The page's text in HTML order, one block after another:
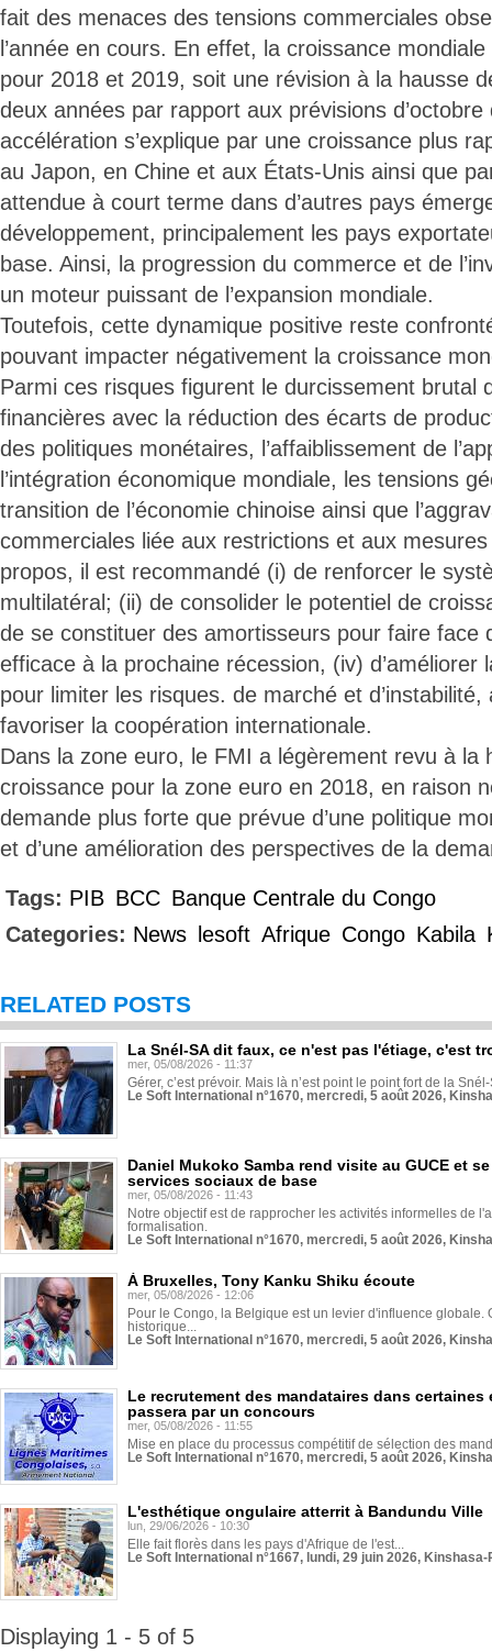
fait des menaces des tensions commerciales
l’année en cours. En effet, la croissance
pour 2018 et 2019, soit une révision à la hausse
deux années par rapport aux prévisions
accélération s’explique par une croissance plus
au Japon, en Chine et aux États-Unis ainsi que
attendue à court terme dans d’autres pays
développement, principalement les pays
base. Ainsi, la progression du commerce et de
un moteur puissant de l’expansion mondiale.
Toutefois, cette dynamique positive reste
pouvant impacter négativement la croissance
Parmi ces risques figurent le durcissement brutal
financières avec la réduction des écarts de
des politiques monétaires, l’affaiblissement de
l’intégration économique mondiale, les tensions
transition de l’économie chinoise ainsi que
commerciales liée aux restrictions et aux
propos, il est recommandé (i) de renforcer le
multilatéral; (ii) de consolider le potentiel de
de se constituer des amortisseurs pour faire face
efficace à la prochaine récession, (iv) d’améliorer
pour limiter les risques. de marché et
favoriser la coopération internationale.
Dans la zone euro, le FMI a légèrement revu à la
croissance pour la zone euro en 2018, en raison
demande plus forte que prévue d’une politique
et d’une amélioration des perspectives de la
Tags: PIB BCC Banque Centrale du Congo
Categories: News lesoft Afrique Congo Kabila
RELATED POSTS
La Snél-SA dit faux, ce n'est pas l'étiage, c'est
mer, 05/08/2026 - 11:37
Gérer, c’est prévoir. Mais là n’est point le point fort de la
Le Soft International n°1670, mercredi, 5 août 2026,
Daniel Mukoko Samba rend visite au GUCE et
services sociaux de base
mer, 05/08/2026 - 11:43
Notre objectif est de rapprocher les activités informelles de
formalisation.
Le Soft International n°1670, mercredi, 5 août 2026,
À Bruxelles, Tony Kanku Shiku écoute
mer, 05/08/2026 - 12:06
Pour le Congo, la Belgique est un levier d'influence globale.
historique...
Le Soft International n°1670, mercredi, 5 août 2026,
Le recrutement des mandataires dans
passera par un concours
mer, 05/08/2026 - 11:55
Mise en place du processus compétitif de sélection des
Le Soft International n°1670, mercredi, 5 août 2026,
L'esthétique ongulaire atterrit à Bandundu Ville
lun, 29/06/2026 - 10:30
Elle fait florès dans les pays d'Afrique de l'est...
Le Soft International n°1667, lundi, 29 juin 2026,
Displaying 1 - 5 of 5